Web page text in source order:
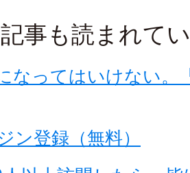
事も読まれて
なってはいけない。
ン登録（無料）